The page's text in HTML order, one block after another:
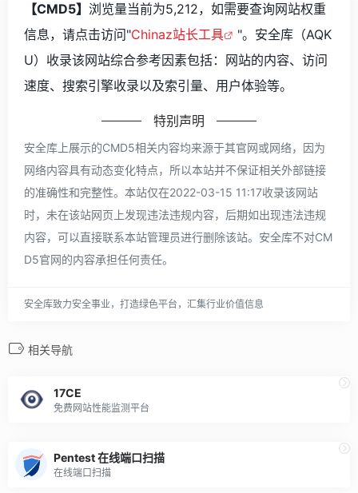
【CMD5】 浏览量当前为5,212，如需要查询网站权重
信息，请点击访问"Chinaz站长工具
"。安全库（AQK
U）收录该网站综合参考因素包括：网站的内容、访问
速度、搜索引擎收录以及索引量、用户体验等。
特别声明
安全库上展示的CMD5相关内容均来源于其官网或网络，因为
网络内容具有动态变化特点，所以本站并不保证相关外部链接
的准确性和完整性。本站仅在2022-03-15 11:17收录该网站
时，未在该站网页上发现违法违规内容，后期如出现违法违规
内容，可以直接联系本站管理员进行删除该站。安全库不对CM
D5官网的内容承担任何责任。
安全库致力安全事业，打造绿色平台，汇集行业价值信息
相关导航
17CE
免费网站性能监测平台
Pentest 在线端口扫描
在线端口扫描